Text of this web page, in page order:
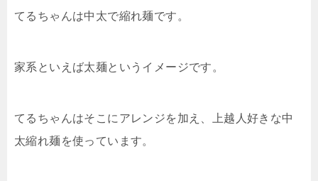
てるちゃんは中太で縮れ麺です。
家系といえば太麺というイメージです。
てるちゃんはそこにアレンジを加え、上越人好きな中
太縮れ麺を使っています。